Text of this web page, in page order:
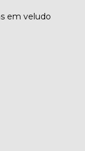
em veludo